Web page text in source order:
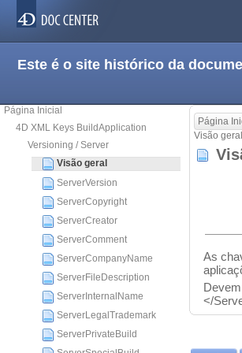
Este é o site histórico da
Página Inicial
4D XML Keys BuildApplication
Versioning / Server
Visão geral
ServerVersion
ServerCopyright
ServerCreator
ServerComment
ServerCompanyName
ServerFileDescription
ServerInternalName
ServerLegalTrademark
ServerPrivateBuild
Página
Visão geral
As
</